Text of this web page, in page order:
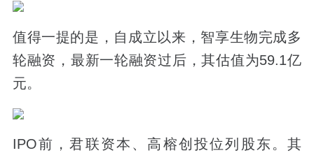
值得一提的是，自成立以来，智享生物完成多
轮融资，最新一轮融资过后，其估值为59.1亿
元。
IPO前，君联资本、高榕创投位列股东。其